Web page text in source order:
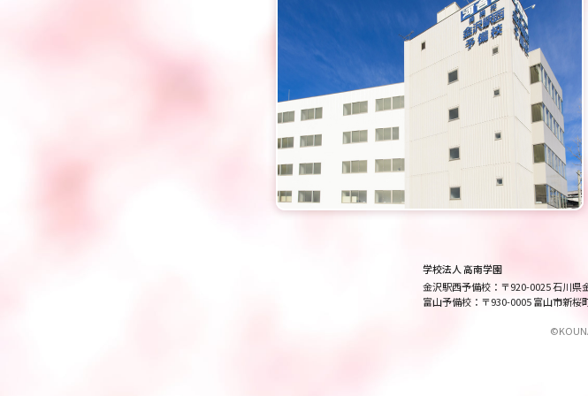
学校法人 高南学園
金沢駅西予備校
〒920-0025 石川県
富山予備校
〒930-0005 富山市新桜